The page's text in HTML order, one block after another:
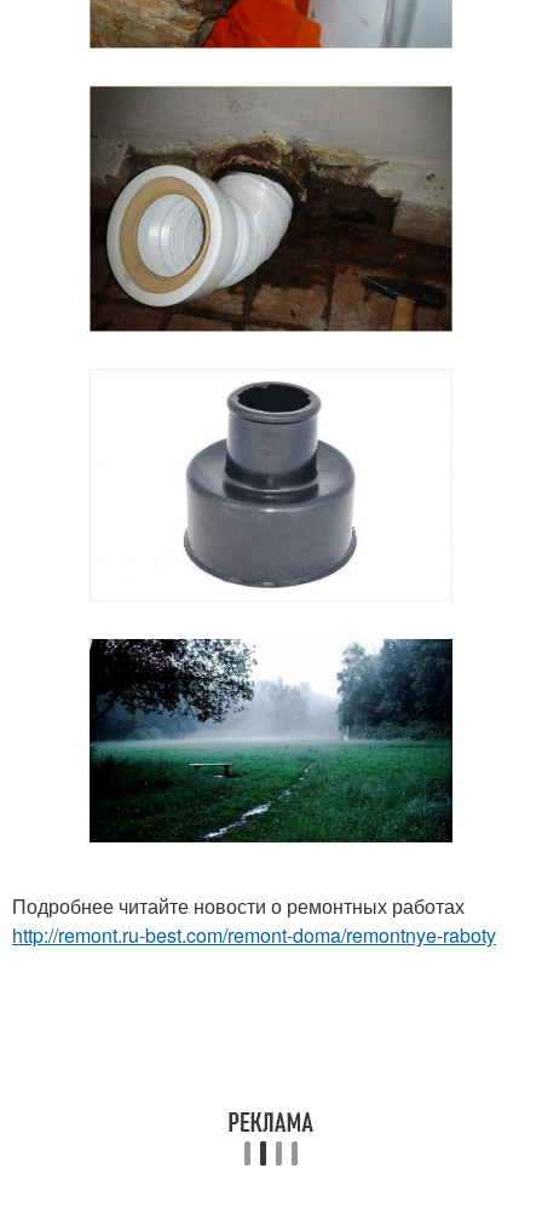
Подробнее читайте новости о ремонтных работах
http://remont.ru-best.com/remont-doma/remontnye-raboty